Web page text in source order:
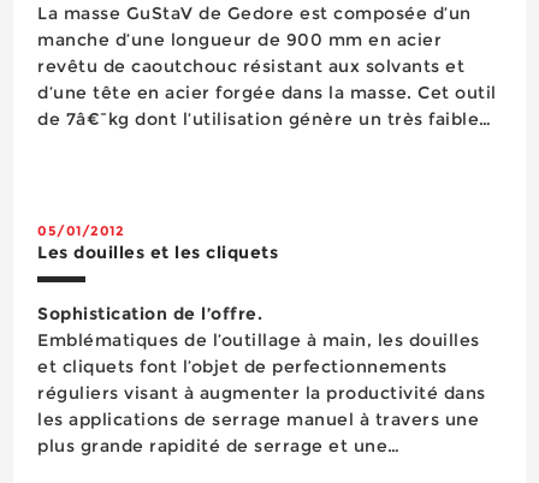
La masse GuStaV de Gedore est composée d’un
manche d’une longueur de 900 mm en acier
revêtu de caoutchouc résistant aux solvants et
d’une tête en acier forgée dans la masse. Cet outil
de 7â€¯kg dont l’utilisation génère un très faible
05/01/2012
Les douilles et les cliquets
Sophistication de l’offre.
Emblématiques de l’outillage à main, les douilles
et cliquets font l’objet de perfectionnements
réguliers visant à augmenter la productivité dans
les applications de serrage manuel à travers une
plus grande rapidité de serrage et une